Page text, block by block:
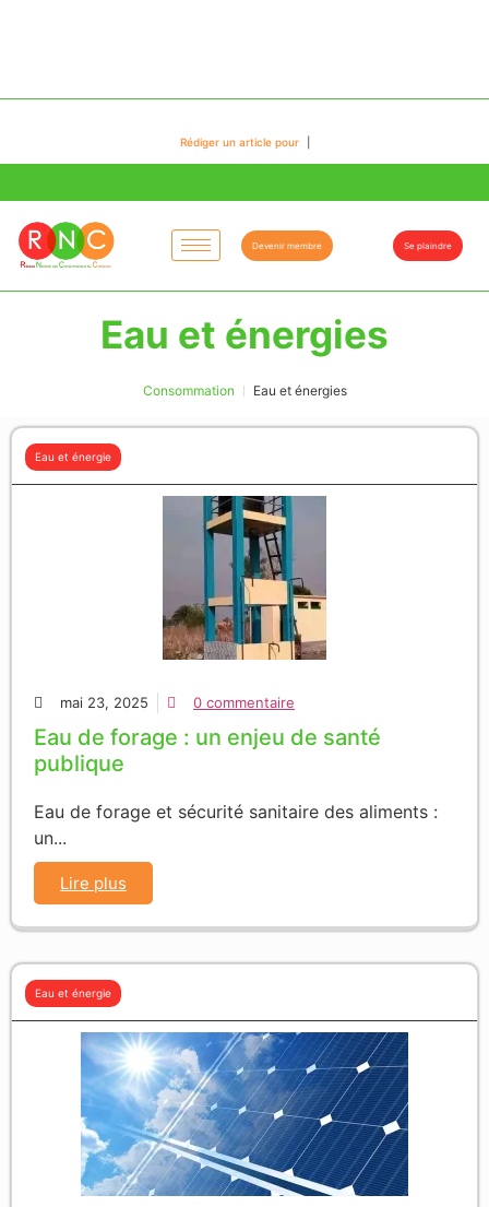
Rédiger un article pour
Devenir membre Se plaindre
Eau et énergies
Consommation Eau et énergies
Eau et énergie
mai 23, 2025 0 commentaire
Eau de forage : un enjeu de santé
publique
Eau de forage et sécurité sanitaire des aliments :
un...
Lire plus
Eau et énergie